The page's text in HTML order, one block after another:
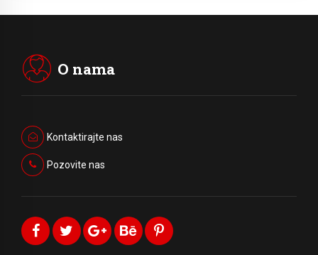
O nama
Kontaktirajte nas
Pozovite nas